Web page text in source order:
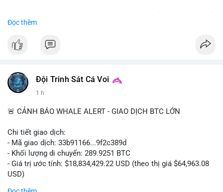
lớn cho nụ cười khỏe mạnh.
#dentabiome #badbreathsolution
Đọc thêm
Đội Trinh Sát Cá Voi
1 h
🚨 CẢNH BÁO WHALE ALERT - GIAO DỊCH BTC LỚN
Chi tiết giao dịch:
- Mã giao dịch: 33b91166...9f2c389d
- Khối lượng di chuyển: 289.9251 BTC
- Giá trị ước tính: $18,834,429.22 USD (theo thị giá $64,963.08
USD)